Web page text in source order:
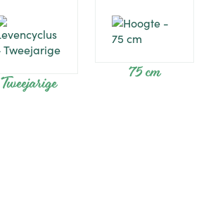
Tweejarige
75 cm